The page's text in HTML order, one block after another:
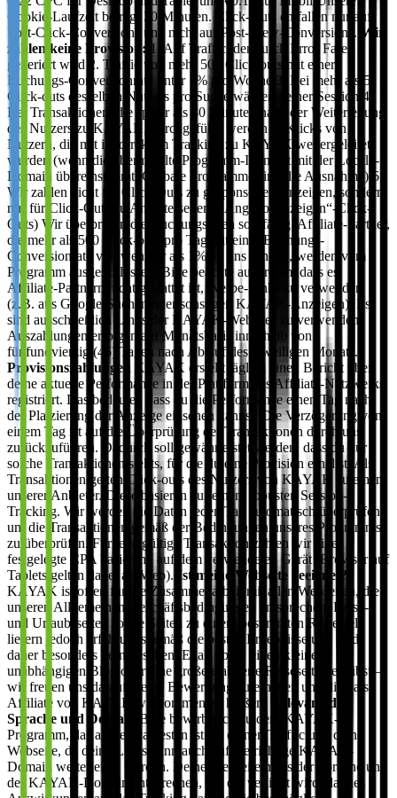
Cookie-Laufzeit beträgt 30 Minuten. Click-Outs entfallen nur auf
Post-Click-Conversions und nicht auf Post-View-Conversions. Wir
zahlen keine Provision: 1. Auf Traffic, der durch Error Fares
generiert wird 2. Traffic von mehr 500 Click-outs mit einer
Buchungs-Conversionrate unter 1% pro Woche 3. Bei mehr als 5
Click-outs desselben Nutzers pro Suche während einer Session 4.
Bei Transaktionen, die später als 30 Minuten nach der Weiterleitung
des Nutzers zu KAYAK, durchgeführt werden 5. Klicks von
Nutzern, die mit inkorrektem Tracking zu KAYAK weitergeleitet
wurden (wenn die übermittelte Programm-ID nicht mit der Locale-
Domain übereinstimmt. Globale Programme sind die Ausnahme) 6.
Wir zahlen nicht für Click-Outs zu gesponserten Anzeigen, sondern
nur für Click-Outs zu Anbieterseiten („Angebot anzeigen“-Click-
Outs) Wir überprüfen die Buchungsraten sorgfältig. Affiliate-Partner,
die mehr als 500 Click-outs pro Tag mit einer Buchungs-
Conversionrate von weniger als 1% an uns senden, werden vom
Programm ausgeschlossen. Bitte beachte außerdem, dass es
Affiliate-Partnern nicht gestattet ist, Werbe-Links zu verwenden
(z.B. aus Google-Suchen oder sonstigen KAYAK-Anzeigen). Es
sind ausschließlich Links der KAYAK-Websites zu verwenden.
Auszahlungen erfolgen auf Monatsbasis innerhalb von
fünfundvierzig (45) Tagen nach Ablauf des jeweiligen Monats.
Provisionszahlungen KAYAK erstellt täglich einen Bericht über
deine aktuelle Performance in der Plattform des Affiliate-Netzwerks
registriert. Das bedeutet, dass du die Performance einen Tag nach
der Platzierung der Anzeige einsehen kannst. Die Verzögerung von
einem Tag ist auf die Überprüfung der Transaktionen durch uns
zurückzuführen. Dadurch soll gewährleistet werden, dass du nur
solche Transaktionen siehts, für die du eine Provision erhältst. Als
Transaktionen gelten Click-outs des Nutzers von KAYAK zu einem
unserer Anbieter. Diese basieren auf einem robusten Session-
Tracking. Wir werden die Daten jeden Tag automatisch überprüfen,
um die Transaktionen gemäß der Bedingungen unseres Programms
zu überprüfen. Für jede gültige Transaktion zahlen wir eine
festgelegte CPA basierend auf dem verwendeten Gerät (Browser auf
Tablets gelten dabei als Web). Ist meine Webseite geeignet?
KAYAK ist offen für die Zusammenarbeit mit allen Webseiten, die
unseren Allgemeinen Geschäftsbedingungen entsprechen. Reise-
und Urlaubsseiten sowie Seiten zu einem bestimmten Reiseziel
liefern jedoch erfahrungsgemäß die besten Ergebnisse und sind
daher besonders gern gesehen. Egal, ob du einen kleinen
unabhängigen Blog oder eine große etablierte Reiseseite betreibst –
wir freuen uns darauf, deine Bewerbung zu erhalten und dich als
Affiliate von KAYAK willkommen zu heißen.
Relevanz der
Sprache und Domain
Bitte bewirb dich zu dem KAYAK-
Programm, das am relevantesten ist für deinen Traffic und deine
Webseite, da deine Links dann auch auf die richtige KAYAK-
Domain weiterleiten werden. Deine Webseite muss der Sprache und
der KAYAK-Domain entsprechen, auf die verlinkt wird, da dies